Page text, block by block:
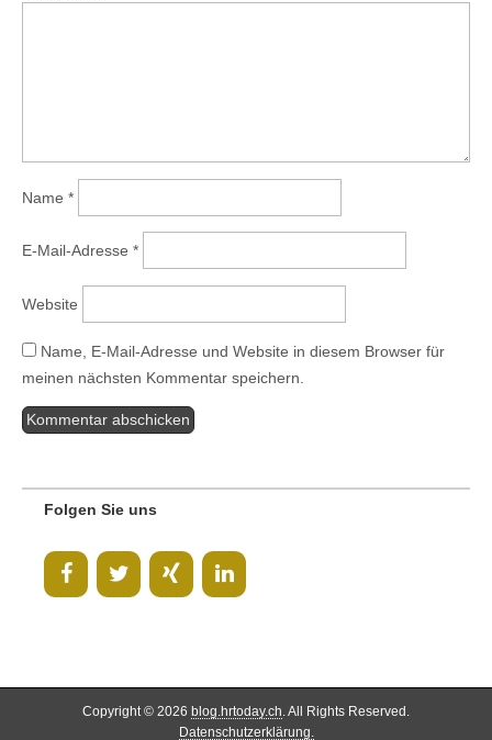
Name *
E-Mail-Adresse *
Website
Name, E-Mail-Adresse und Website in diesem Browser für
meinen nächsten Kommentar speichern.
Folgen Sie uns
Copyright © 2026 blog.hrtoday.ch . All Rights Reserved.
Datenschutzerklärung.